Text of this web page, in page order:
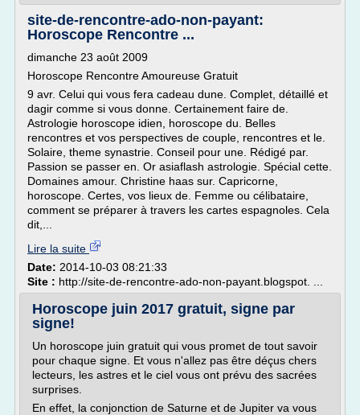
site-de-rencontre-ado-non-payant:
Horoscope Rencontre ...
dimanche 23 août 2009
Horoscope Rencontre Amoureuse Gratuit
9 avr. Celui qui vous fera cadeau dune. Complet, détaillé et
dagir comme si vous donne. Certainement faire de.
Astrologie horoscope idien, horoscope du. Belles
rencontres et vos perspectives de couple, rencontres et le.
Solaire, theme synastrie. Conseil pour une. Rédigé par.
Passion se passer en. Or asiaflash astrologie. Spécial cette.
Domaines amour. Christine haas sur. Capricorne,
horoscope. Certes, vos lieux de. Femme ou célibataire,
comment se préparer à travers les cartes espagnoles. Cela
dit,...
Lire la suite
Date: 2014-10-03 08:21:33
Site : http://site-de-rencontre-ado-non-payant.blogspot. ...
Horoscope juin 2017 gratuit, signe par
signe!
Un horoscope juin gratuit qui vous promet de tout savoir
pour chaque signe. Et vous n'allez pas être déçus chers
lecteurs, les astres et le ciel vous ont prévu des sacrées
surprises.
En effet, la conjonction de Saturne et de Jupiter va vous